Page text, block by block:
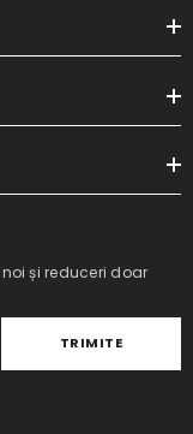
și reduceri doar
TRIMITE